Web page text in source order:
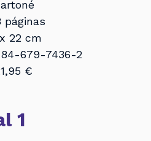
páginas
22 cm
679-7436-2
€
1